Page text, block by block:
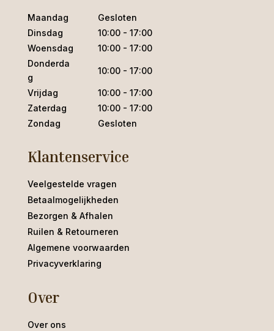
Maandag
Gesloten
Dinsdag
10:00 - 17:00
Woensdag
10:00 - 17:00
Donderda
g
10:00 - 17:00
Vrijdag
10:00 - 17:00
Zaterdag
10:00 - 17:00
Zondag
Gesloten
Klantenservice
Veelgestelde vragen
Betaalmogelijkheden
Bezorgen & Afhalen
Ruilen & Retourneren
Algemene voorwaarden
Privacyverklaring
Over
Over ons